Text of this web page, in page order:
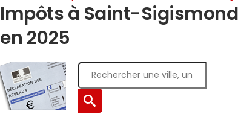
Impôts à Saint-
en 2025